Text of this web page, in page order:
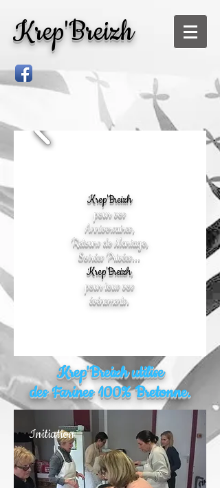
Krep'Breizh
Krep'Breizh
pour vos
Anniversaires,
Retours de Mariage,
Soirées Privées...
Krep'Breizh,
pour tousvos
événements.
Krep'Breizh utilise
des Farines 100% Bretonne.
Initiation